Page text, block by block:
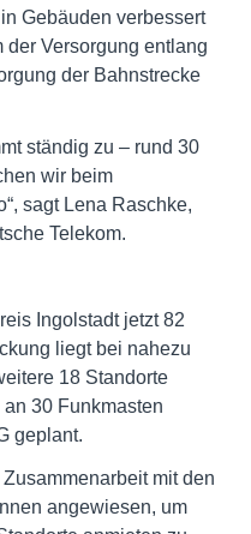
Gebäuden verbessert
der Versorgung entlang
der Bahnstrecke
ständig zu – rund 30
wir beim
sagt Lena Raschke,
Telekom.
Ingolstadt jetzt 82
liegt bei nahezu
18 Standorte
30 Funkmasten
geplant.
mit den
angewiesen, um